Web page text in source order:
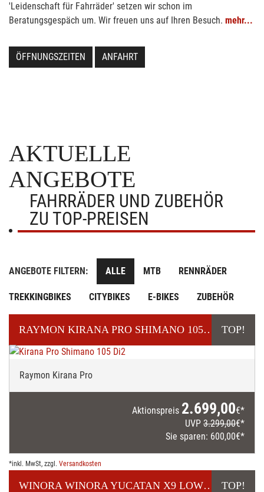
'Leidenschaft für Fahrräder' setzen wir schon im
Beratungsgespäch um. Wir freuen uns auf Ihren Besuch. mehr...
ÖFFNUNGSZEITEN ANFAHRT
AKTUELLE
ANGEBOTE
FAHRRÄDER UND ZUBEHÖR
ZU TOP-PREISEN
ANGEBOTE FILTERN: ALLE MTB RENNRÄDER
TREKKINGBIKES CITYBIKES E-BIKES ZUBEHÖR
RAYMON KIRANA PRO SHIMANO 105 DI2 E-
TOP!
Raymon Kirana Pro
Aktionspreis 2.699,00€*
UVP 3.299,00€*
Sie sparen: 600,00€*
*inkl. MwSt, zzgl. Versandkosten
WINORA WINORA YUCATAN X9 LOWE-TREKKINGBIKE
TOP!